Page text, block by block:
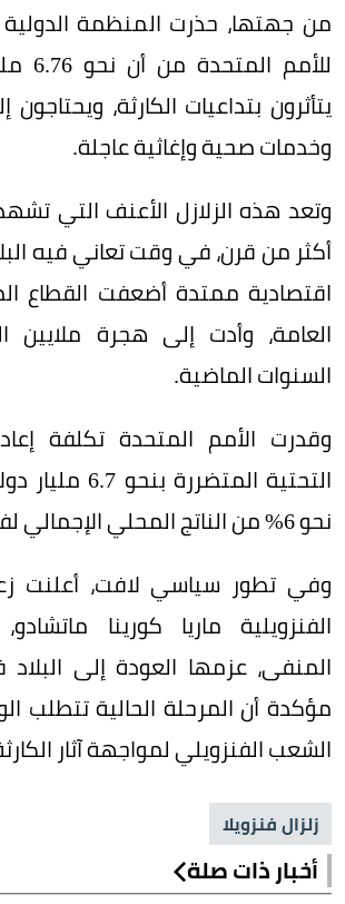
من جهتها، حذرت المنظمة الدولية
يتأثرون بتداعيات الكارثة،
وخدمات صحية وإغاثية عاجلة.
وتعد هذه الزلازل الأعنف التي
أكثر من قرن، في وقت تعاني فيه
اقتصادية ممتدة أضعفت القطاع
العامة، وأدت إلى هجرة ملايين
السنوات الماضية.
وقدرت الأمم المتحدة تكلفة
التحتية المتضررة
نحو 6% من الناتج المحلي الإجمالي لفنزويلا.
وفي تطور سياسي لافت، أعلنت
الفنزويلية ماريا كورينا
المنفى، عزمها العودة إلى
مؤكدة أن المرحلة الحالية تتطلب
الشعب الفنزويلي لمواجهة آثار
زلزال فنزويلا
أخبار ذات صلة